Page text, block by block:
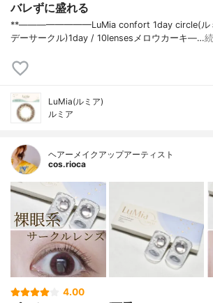
バレずに盛れる
⁡**————————⁡LuMia confort 1day circle(ルミ
デーサークル)⁡1day / 10lensesメロウカーキ⁡—…
LuMia(ルミア)
ルミア
ヘアーメイクアップアーティスト
cos.rioca
4.00